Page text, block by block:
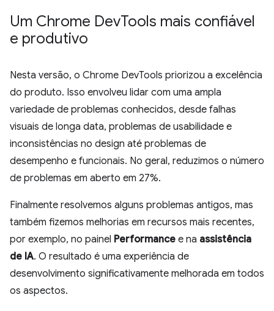
Um Chrome DevTools mais confiável
e produtivo
Nesta versão, o Chrome DevTools priorizou a excelência
do produto. Isso envolveu lidar com uma ampla
variedade de problemas conhecidos, desde falhas
visuais de longa data, problemas de usabilidade e
inconsistências no design até problemas de
desempenho e funcionais. No geral, reduzimos o número
de problemas em aberto em 27%.
Finalmente resolvemos alguns problemas antigos, mas
também fizemos melhorias em recursos mais recentes,
por exemplo, no painel Performance e na assistência
de IA. O resultado é uma experiência de
desenvolvimento significativamente melhorada em todos
os aspectos.